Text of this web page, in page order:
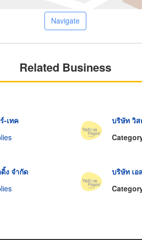
Navigate
Related Business
-เทค
บริษัท วิส
ง จำกัด
บริษัท เอ